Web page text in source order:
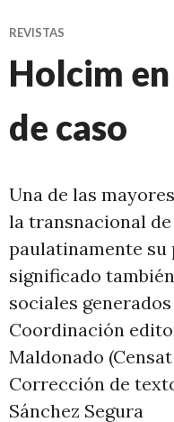
REVISTAS
Holcim
de caso
Una de las
la transnacional
paulatinamente su
significado
sociales
Coordinación
Maldonado
Corrección de
Sánchez Segura